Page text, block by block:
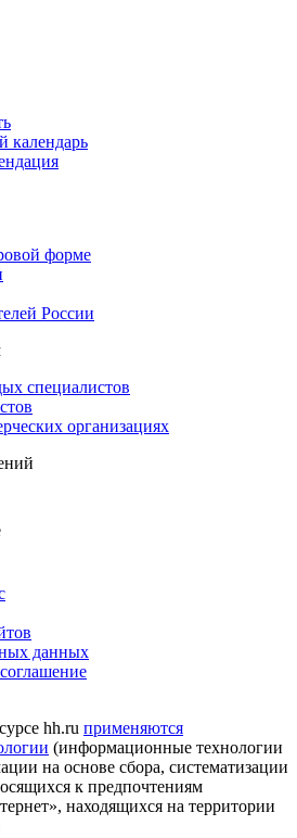
календарь
форме
России
специалистов
организациях
данных
hh.ru применяются
(информационные технологии
на основе сбора, систематизации
к предпочтениям
находящихся на территории